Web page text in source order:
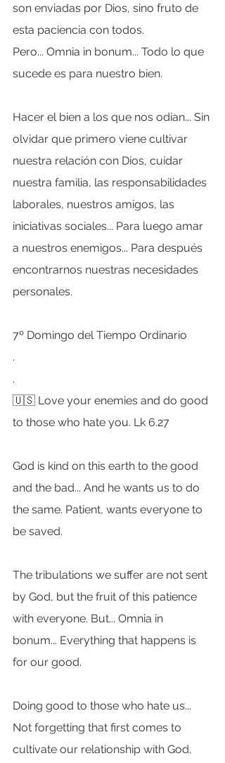
son enviadas por Dios, sino fruto de
esta paciencia con todos.
Pero... Omnia in bonum... Todo lo que
sucede es para nuestro bien.
Hacer el bien a los que nos odian... Sin
olvidar que primero viene cultivar
nuestra relación con Dios, cuidar
nuestra familia, las responsabilidades
laborales, nuestros amigos, las
iniciativas sociales... Para luego amar
a nuestros enemigos... Para después
encontrarnos nuestras necesidades
personales.
7º Domingo del Tiempo Ordinario
.
.
🇺🇸 Love your enemies and do good
to those who hate you. Lk 6.27
God is kind on this earth to the good
and the bad... And he wants us to do
the same. Patient, wants everyone to
be saved.
The tribulations we suffer are not sent
by God, but the fruit of this patience
with everyone. But... Omnia in
bonum... Everything that happens is
for our good.
Doing good to those who hate us...
Not forgetting that first comes to
cultivate our relationship with God,